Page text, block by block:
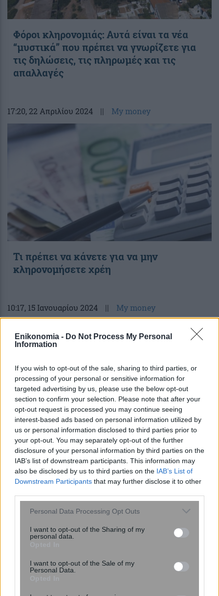
Enikonomia - Do Not Process My Personal
Information
If you wish to opt-out of the sale, sharing to third parties, or
processing of your personal or sensitive information for
targeted advertising by us, please use the below opt-out
section to confirm your selection. Please note that after your
opt-out request is processed you may continue seeing
interest-based ads based on personal information utilized by
us or personal information disclosed to third parties prior to
your opt-out. You may separately opt-out of the further
disclosure of your personal information by third parties on the
IAB’s list of downstream participants. This information may
also be disclosed by us to third parties on the IAB’s List of
Downstream Participants that may further disclose it to other
Please note that this website/app uses one or more Google
not limited to your visit or usage behaviour. You may click to
grant or deny consent to Google and its third-party tags to
consent section.
Personal Data Processing Opt Outs
I want to opt-out of the Sharing of my
personal data.
I want to opt-out of the Sale of my
Personal Data.
Φόροι κληρονομιάς: Αυτά είναι τα νέα
“μυστικά” που πρέπει να γνωρίζετε για
τις δηλώσεις, τις πληρωμές και τις
απαλλαγές
17:20, 22 Απριλίου 2024 || My money
Τι πρέπει να κάνετε για να μην
κληρονομήσετε χρέη
10:17, 15 Ιανουαρίου 2024 || My money
Φόρος κληρονομιάς: Ποιες δηλώσεις
υποβάλλονται υποχρεωτικά ηλεκτρονικά
– Πότε δεν θεωρούνται άκυρες οι